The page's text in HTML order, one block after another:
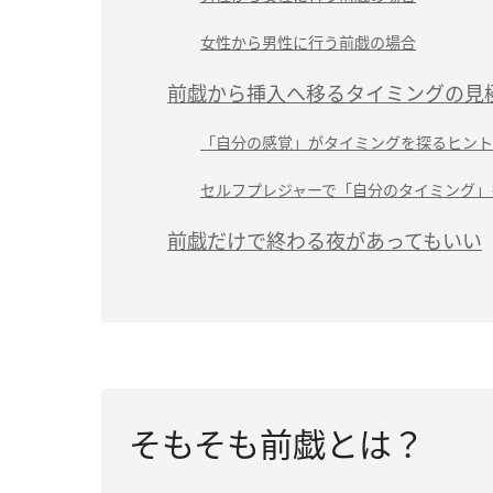
女性から男性に行う前戯の場合
前戯から挿入へ移るタイミングの見
「自分の感覚」がタイミングを探るヒント
セルフプレジャーで「自分のタイミング
前戯だけで終わる夜があってもいい
そもそも前戯とは？